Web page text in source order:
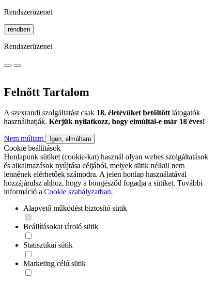
Rendszerüzenet
rendben
Rendszerüzenet
Felnőtt Tartalom
A szexrandi szolgáltatást csak 18. életévüket betöltött látogatók
használhatják. Kérjük nyilatkozz, hogy elmúltál-e már 18 éves!
Nem múltam Igen, elmúltam
Cookie beállítások
Honlapunk sütiket (cookie-kat) használ olyan webes szolgáltatások
és alkalmazások nyújtása céljából, melyek sütik nélkül nem
lennének elérhetőek számodra. A jelen honlap használatával
hozzájárulsz ahhoz, hogy a böngésződ fogadja a sütiket. További
információ a Cookie szabályzatban.
Alapvető működést biztosító sütik
Beállításokat tároló sütik
Statisztikai sütik
Marketing célú sütik